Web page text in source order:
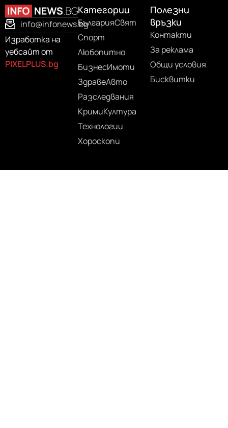
info@infonews.bg
Изработка на
уебсайт от
PIXELPLUS.bg
Категории
БългарияСвят
Спорт
Любопитно
БизнесИмоти
ЗдравеАвто
Разследвания
КримиКултура
Технологии
Хороскопи
Полезни
връзки
Контакти
За реклама
Общи условия
Бисквитки